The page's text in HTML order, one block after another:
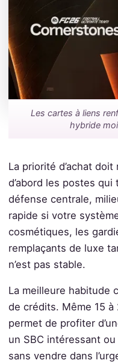
Les cartes à liens
hybride
La priorité d’achat
d’abord les postes qui
défense centrale,
rapide si votre
cosmétiques, les
remplaçants de luxe
n’est pas stable.
La meilleure habitude
de crédits. Même 15
permet de profiter
un SBC intéressant
sans vendre dans